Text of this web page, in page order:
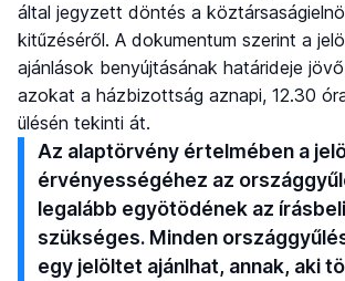
által jegyzett döntés a
kitűzéséről. A dokumentum szerint a
ajánlások benyújtásának határideje
azokat a házbizottság aznapi, 12.30
ülésén tekinti át.
Az alaptörvény értelmében a
érvényességéhez az
legalább egyötödének az
szükséges. Minden
egy jelöltet ajánlhat, annak, aki